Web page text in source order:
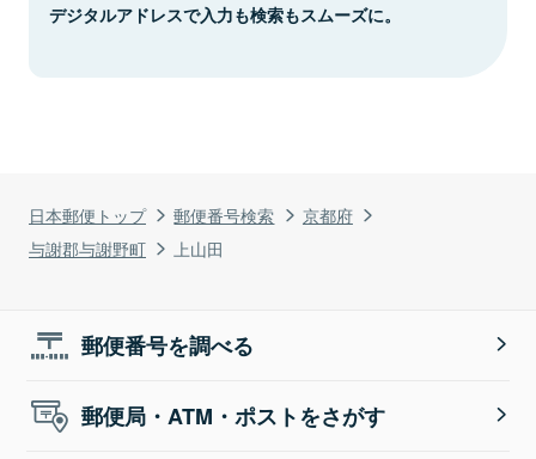
日本郵便トップ 郵便番号検索
京都府
与謝郡与謝野町
上山田
デジタルアドレスで入力も検索もスムーズに。
郵便番号を調べる
郵便局・ATM・ポストをさがす